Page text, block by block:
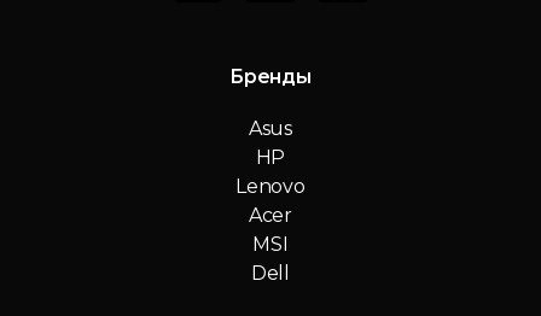
Бренды
Asus
HP
Lenovo
Acer
MSI
Dell